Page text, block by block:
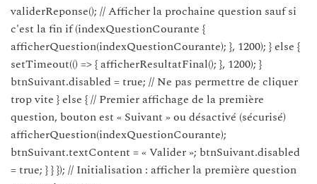
validerReponse(); // Afficher la prochaine question sauf si
c'est la fin if (indexQuestionCourante {
afficherQuestion(indexQuestionCourante); }, 1200); } else {
setTimeout(() => { afficherResultatFinal(); }, 1200); }
btnSuivant.disabled = true; // Ne pas permettre de cliquer
trop vite } else { // Premier affichage de la première
question, bouton est « Suivant » ou désactivé (sécurisé)
afficherQuestion(indexQuestionCourante);
btnSuivant.textContent = « Valider »; btnSuivant.disabled
= true; } } }); // Initialisation : afficher la première question